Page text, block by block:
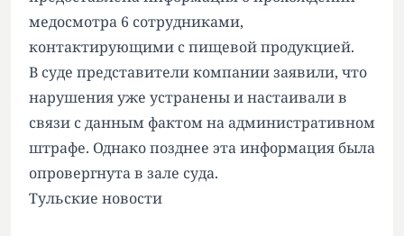
медосмотра 6 сотрудниками,
контактирующими с пищевой продукцией.
В суде представители компании заявили, что
нарушения уже устранены и настаивали в
связи с данным фактом на административном
штрафе. Однако позднее эта информация была
опровергнута в зале суда.
Тульские новости